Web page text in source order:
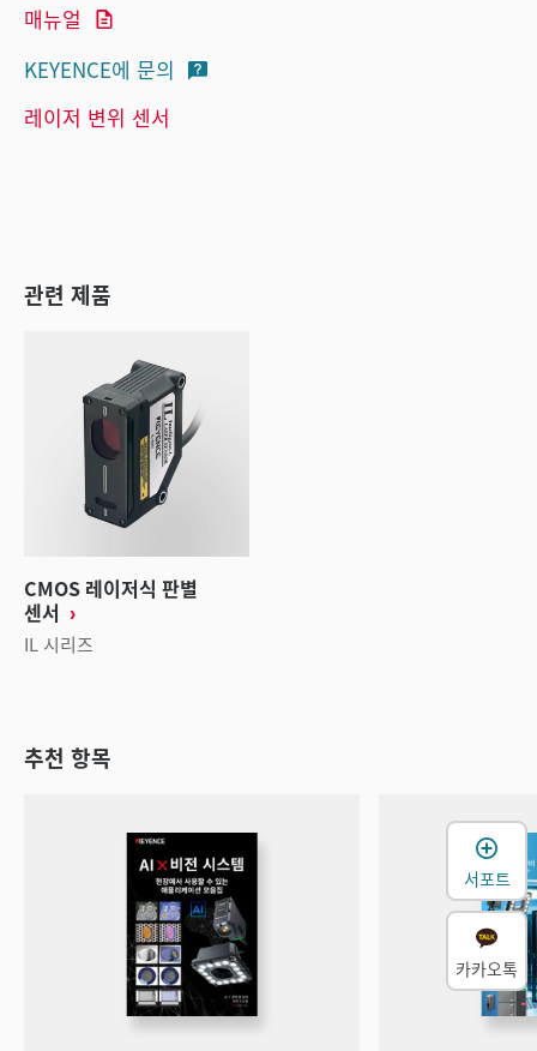
매뉴얼
KEYENCE에 문의
레이저 변위 센서
관련 제품
CMOS 레이저식 판별
센서
IL 시리즈
추천 항목
서포트
카카오톡